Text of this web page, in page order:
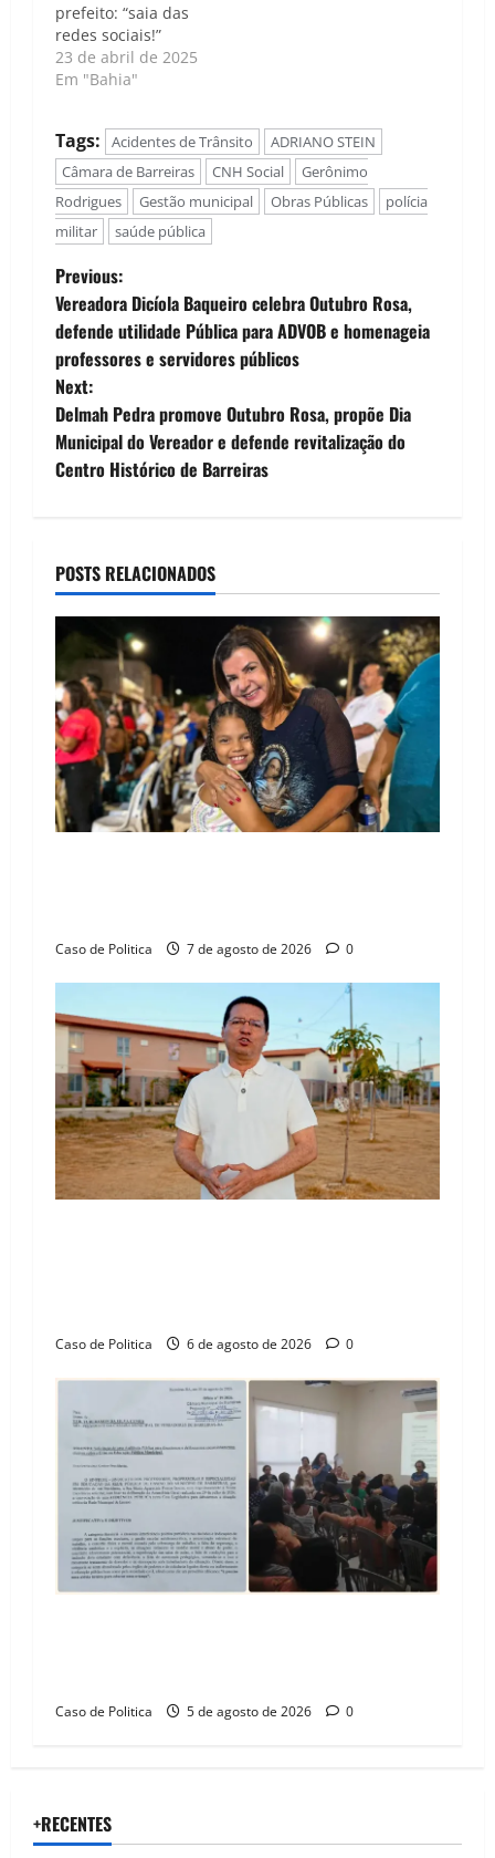
prefeito: “saia das
redes sociais!”
23 de abril de 2025
Em "Bahia"
Tags: Acidentes de Trânsito
ADRIANO STEIN
Câmara de Barreiras
CNH Social
Gerônimo
Rodrigues
Gestão municipal Obras Públicas
polícia
militar
saúde pública
P
o
s
t
n
v
i
g
a
t
i
o
Previous:
Vereadora Dicíola Baqueiro celebra Outubro Rosa,
defende utilidade Pública para ADVOB e homenageia
professores e servidores públicos
Next:
Delmah Pedra promove Outubro Rosa, propõe Dia
Municipal do Vereador e defende revitalização do
Centro Histórico de Barreiras
POSTS RELACIONADOS
Caso de Politica 7 de agosto de 2026 0
Caso de Politica 6 de agosto de 2026 0
Caso de Politica 5 de agosto de 2026 0
+RECENTES